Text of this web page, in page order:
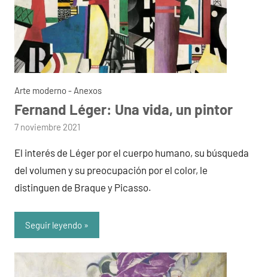
Arte moderno - Anexos
Fernand Léger: Una vida, un pintor
por
7 noviembre 2021
El interés de Léger por el cuerpo humano, su búsqueda
del volumen y su preocupación por el color, le
distinguen de Braque y Picasso.
Seguir leyendo